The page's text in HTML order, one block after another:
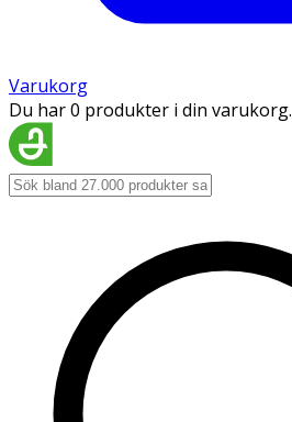
Varukorg
Du har 0 produkter i din varukorg.